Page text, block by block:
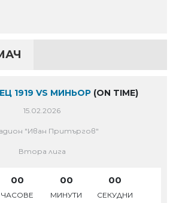
1919 VS МИНЬОР (ON TIME)
15.02.2026
"Иван Притъргов"
Втора лига
00
ЧАСОВЕ
00
МИНУТИ
00
СЕКУДНИ